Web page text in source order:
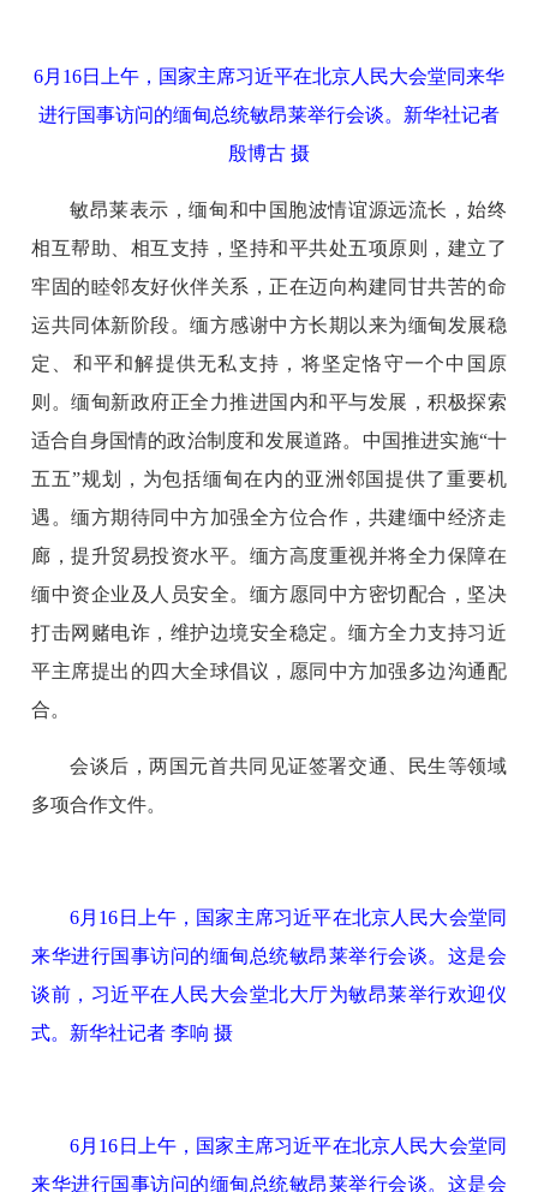
6月16日上午，国家主席习近平在北京人民大会堂同来华
进行国事访问的缅甸总统敏昂莱举行会谈。新华社记者
殷博古 摄
敏昂莱表示，缅甸和中国胞波情谊源远流长，始终
相互帮助、相互支持，坚持和平共处五项原则，建立了
牢固的睦邻友好伙伴关系，正在迈向构建同甘共苦的命
运共同体新阶段。缅方感谢中方长期以来为缅甸发展稳
定、和平和解提供无私支持，将坚定恪守一个中国原
则。缅甸新政府正全力推进国内和平与发展，积极探索
适合自身国情的政治制度和发展道路。中国推进实施“十
五五”规划，为包括缅甸在内的亚洲邻国提供了重要机
遇。缅方期待同中方加强全方位合作，共建缅中经济走
廊，提升贸易投资水平。缅方高度重视并将全力保障在
缅中资企业及人员安全。缅方愿同中方密切配合，坚决
打击网赌电诈，维护边境安全稳定。缅方全力支持习近
平主席提出的四大全球倡议，愿同中方加强多边沟通配
合。
会谈后，两国元首共同见证签署交通、民生等领域
多项合作文件。
6月16日上午，国家主席习近平在北京人民大会堂同
来华进行国事访问的缅甸总统敏昂莱举行会谈。这是会
谈前，习近平在人民大会堂北大厅为敏昂莱举行欢迎仪
式。新华社记者 李响 摄
6月16日上午，国家主席习近平在北京人民大会堂同
来华进行国事访问的缅甸总统敏昂莱举行会谈。这是会